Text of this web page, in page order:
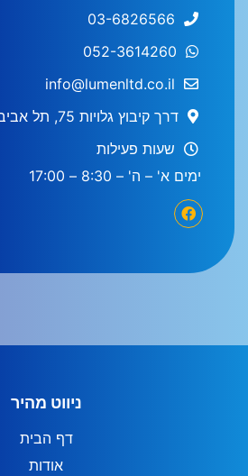
03-6826566
052-3614260
info@lumenltd.co.il
דרך קיבוץ גלויות 75, תל אביב
שעות פעילות
ימים א' – ה' – 8:30 – 17:00
ניווט מהיר
דף הבית
אודות